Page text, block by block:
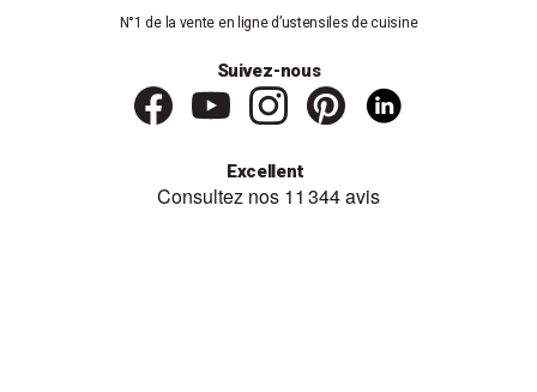
N°1 de la vente en ligne d’ustensiles de cuisine
Suivez-nous
Excellent